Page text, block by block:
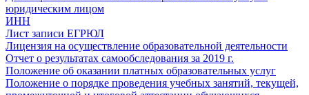
юридическим лицом
ИНН
Лист записи ЕГРЮЛ
Лицензия на осуществление образовательной деятельности
Отчет о результатах самообследования за 2019 г.
Положение об оказании платных образовательных услуг
Положение о порядке проведения учебных занятий, текущей,